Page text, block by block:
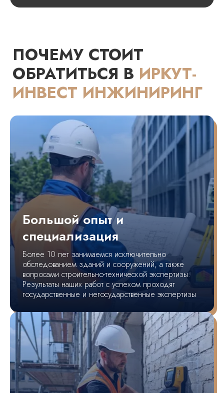
ПОЧЕМУ СТОИТ
ОБРАТИТЬСЯ В ИРКУТ-
ИНВЕСТ ИНЖИНИРИНГ
Большой опыт и
специализация
Более 10 лет занимаемся исключительно
обследованием зданий и сооружений, а также
вопросами строительно-технической экспертизы.
Результаты наших работ с успехом проходят
государственные и негосударственные экспертизы